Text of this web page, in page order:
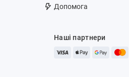
Допомога
Наші партнери